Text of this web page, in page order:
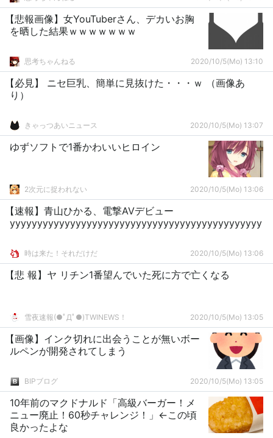
【悲報画像】女YouTuberさん、デカいお胸
を晒した結果ｗｗｗｗｗｗｗ
思考ちゃんねる 2020/10/5(Mo) 13:10
【必見】 ニセ巨乳、簡単に見抜けた・・・ｗ （画像あ
り）
きゃっつあいニュース 2020/10/5(Mo) 13:07
ゆずソフトで1番かわいいヒロイン
2次元に捉われない 2020/10/5(Mo) 13:06
【速報】青山ひかる、電撃AVデビュー
yyyyyyyyyyyyyyyyyyyyyyyyyyyyyyyyyyyyyyyyyyyyyy
時は来た！それだけだ 2020/10/5(Mo) 13:06
【悲 報】ヤ リチン1番望んでいた死に方で亡くなる
雪夜速報(●ﾟДﾟ●)TWINEWS！ 2020/10/5(Mo) 13:05
【画像】インク切れに出会うことが無いボー
ルペンが開発されてしまう
BIPブログ 2020/10/5(Mo) 13:05
10年前のマクドナルド「高級バーガー！メ
ニュー廃止！60秒チャレンジ！」←この頃
良かったよな